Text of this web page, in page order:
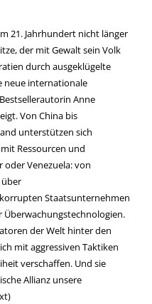
21. Jahrhundert nicht länger
der mit Gewalt sein Volk
durch ausgeklügelte
neue internationale
Anne
Von China bis
unterstützen sich
Ressourcen und
Venezuela: von
Staatsunternehmen
der Welt hinter den
mit aggressiven Taktiken
verschaffen. Und sie
Allianz unsere